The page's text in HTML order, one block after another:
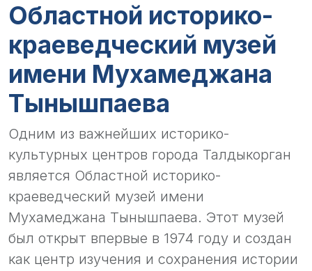
Областной историко-
краеведческий музей
имени Мухамеджана
Тынышпаева
Одним из важнейших историко-
культурных центров города Талдыкорган
является Областной историко-
краеведческий музей имени
Мухамеджана Тынышпаева. Этот музей
был открыт впервые в 1974 году и создан
как центр изучения и сохранения истории